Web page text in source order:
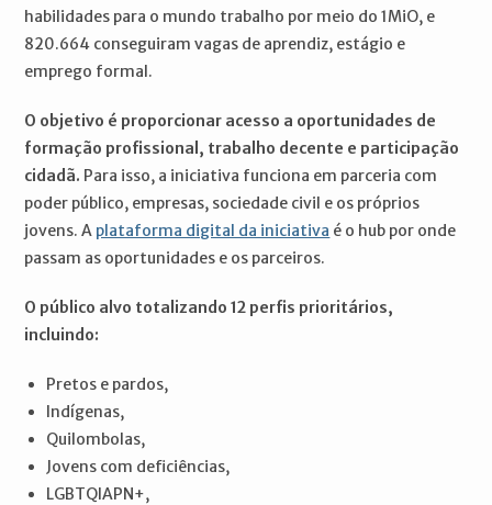
habilidades para o mundo trabalho por meio do 1MiO, e
820.664 conseguiram vagas de aprendiz, estágio e
emprego formal.
O objetivo é proporcionar acesso a oportunidades de
formação profissional, trabalho decente e participação
cidadã. Para isso, a iniciativa funciona em parceria com
poder público, empresas, sociedade civil e os próprios
jovens. A plataforma digital da iniciativa é o hub por onde
passam as oportunidades e os parceiros.
O público alvo totalizando 12 perfis prioritários,
incluindo:
Pretos e pardos,
Indígenas,
Quilombolas,
Jovens com deficiências,
LGBTQIAPN+,